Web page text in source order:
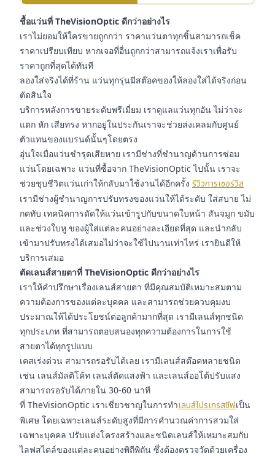
ชื้อแว่นที่ TheVisionOptic ดีกว่าอย่างไร
เราไม่ยอมให้ใครขายถูกกว่า ราคาแว่นตาทุกชิ้นสามารถเช็ค
ราคาเปรียบเทียบ หากเจอที่อื่นถูกกว่าสามารถแจ้งเราเพื่อรับ
ราคาถูกที่สุดได้ทันที
ลองใส่จริงได้ที่ร้าน แว่นทุกรุ่นมีสต๊อคของให้ลองใส่ได้จริงก่อน
ตัดสินใจ
บริการหลังการขายระดับพรีเมี่ยม เราดูแลแว่นทุกอัน ไม่ว่าจะ
แตก หัก เสียทรง หากอยู่ในประกันเราจะช่วยส่งเคลมกับศูนย์
ตัวแทนของแบรนด์นั้นๆโดยตรง
อุ่นใจเมื่อแว่นชำรุดเสียหาย เรามีช่างที่ชำนาญด้านการซ่อม
แว่นโดยเฉพาะ แว่นที่ซื้อจาก TheVisionOptic ไปนั้น เราจะ
ช่วยชุบชีวิตแว่นเก่าให้กลับมาใช้งานได้อีกครั้ง รีวิวการเซอร์วิส
เรามีช่างผู้ชำนาญการปรับทรงของแว่นให้ได้ระดับ ใส่สบาย ไม่
กดทับ เทคนิคการดัดให้แว่นเข้ารูปกับขนาดใบหน้า สันจมูก ขมับ
และช่วงใบหู ของผู้ใส่แต่ละคนอย่างละเอียดที่สุด และนำกลับ
เข้ามาปรับทรงได้เสมอไม่ว่าจะใช้ไปนานเท่าไหร่ เรายินดีให้
บริการเสมอ
ตัดเลนส์สายตาที่ TheVisionOptic ดีกว่าอย่างไร
เราให้คำปรึกษาเรื่องเลนส์สายตา ที่มีคุณสมบัติเหมาะสมตาม
ความต้องการของแต่ละบุคคล และสามารถช่วยควบคุมงบ
ประมาณให้ได้ประโยชน์ต่อลูกค้ามากที่สุด เรามีเลนส์ทุกชนิด
ทุกประเภท ที่สามารถตอบสนองทุกความต้องการในการใช้
สายตาได้ทุกรูปแบบ
เคสเร่งด่วน สามารถรอรับได้เลย เรามีเลนส์สต๊อคหลายชนิด
เช่น เลนส์มัลติโค้ท เลนส์ตัดแสงฟ้า และเลนส์ออโต้ปรับแสง
สามารถรอรับได้ภายใน 30-60 นาที
ที่ TheVisionOptic เราเชี่ยวชาญในการทำเลนส์โปรเกรสซีฟเป็น
พิเศษ โดยเฉพาะเลนส์ระดับสูงที่มีการคำนวณค่าการสวมใส่
เฉพาะบุคคล ปรับแต่งโครงสร้างและชนิดเลนส์ให้เหมาะสมกับ
ไลฟสไตล์ของแต่ละคนอย่างพิถีพิถัน ซึ่งต้องตรวจวัดด้วยเครื่อง